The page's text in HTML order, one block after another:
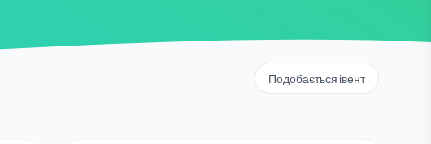
Подобається івент